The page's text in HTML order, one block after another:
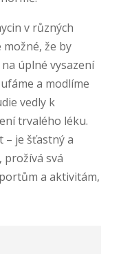
v různých
možné, že by
úplné vysazení
a modlíme
vedly k
trvalého léku.
– je šťastný a
prožívá svá
a aktivitám,